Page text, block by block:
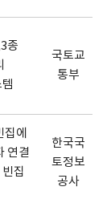
종
국토교
통부
에
연결
집
한국국
토정보
공사